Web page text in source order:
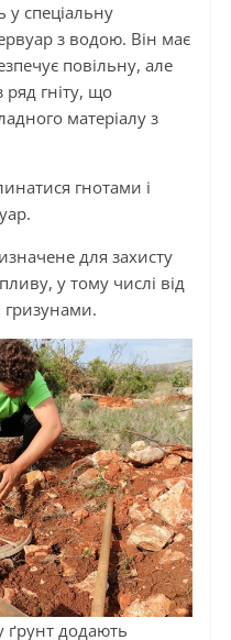
спеціальну
з водою. Він має
повільну, але
ряд гніту, що
матеріалу з
гнотами і
для захисту
у тому числі від
гризунами.
ґрунт додають